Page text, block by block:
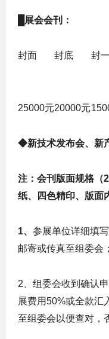
展会会刊：
封面 封底 封
25000元20000元
◆新技术发布会、新
注：会刊版面规格
纸、四色精印、版面
1、 参展单位详细填
邮寄或传真至组委会；
2、组委会收到确认
展费用50%或全款汇
至组委会以便查对，